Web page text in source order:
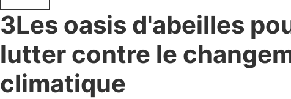
3Les oasis d'abeilles
lutter contre le
climatique